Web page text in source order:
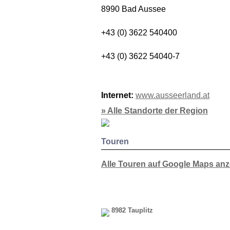
8990 Bad Aussee
+43 (0) 3622 540400
+43 (0) 3622 54040-7
Internet: www.ausseerland.at
» Alle Standorte der Region
Touren
Alle Touren auf Google Maps
8982 Tauplitz